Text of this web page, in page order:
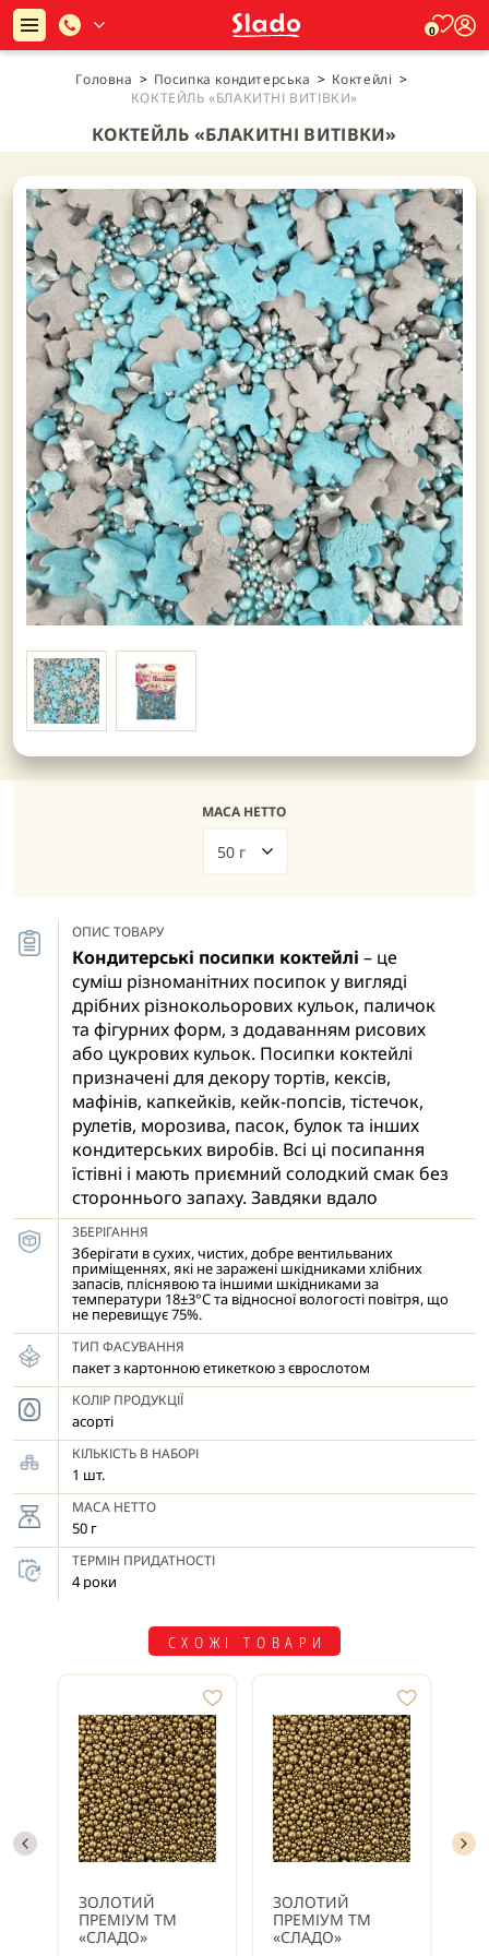
0
Головна > Посипка кондитерська > Коктейлі >
КОКТЕЙЛЬ «БЛАКИТНІ ВИТІВКИ»
КОКТЕЙЛЬ «БЛАКИТНІ ВИТІВКИ»
МАСА НЕТТО
50 г
ОПИС ТОВАРУ
Кондитерські посипки коктейлі – це
суміш різноманітних посипок у вигляді
дрібних різнокольорових кульок, паличок
та фігурних форм, з додаванням рисових
або цукрових кульок. Посипки коктейлі
призначені для декору тортів, кексів,
мафінів, капкейків, кейк-попсів, тістечок,
рулетів, морозива, пасок, булок та інших
кондитерських виробів. Всі ці посипання
їстівні і мають приємний солодкий смак без
стороннього запаху. Завдяки вдало
підібраним кольорам і різноманітності
форм, такі посипання допоможуть
створити унікальні кондитерські шедеври і
втілити в них найсміливіші фантазії.
Декоративні посипки досить просто
нанести на поверхню готових виробів,
змащену кремом, мусом, глазур'ю, джемом
і т.д. ±
ЗБЕРІГАННЯ
Зберігати в сухих, чистих, добре вентильваних
приміщеннях, які не заражені шкідниками хлібних
запасів, пліснявою та іншими шкідниками за
температури 18±3°С та відносної вологості повітря, що
не перевищує 75%.
ТИП ФАСУВАННЯ
пакет з картонною етикеткою з єврослотом
КОЛІР ПРОДУКЦІЇ
асорті
КІЛЬКІСТЬ В НАБОРІ
1 шт.
МАСА НЕТТО
50 г
ТЕРМІН ПРИДАТНОСТІ
4 роки
СХОЖІ ТОВАРИ
ЗОЛОТИЙ
ПРЕМІУМ ТМ
«СЛАДО»
ЗОЛОТИЙ
ПРЕМІУМ ТМ
«СЛАДО»